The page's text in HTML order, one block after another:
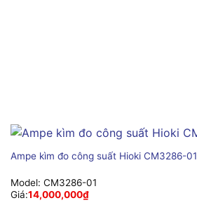
Ampe kìm đo công suất Hioki CM3286-01
Model: CM3286-01
Giá:14,000,000₫